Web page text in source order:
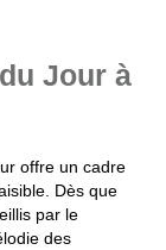
Jour à
offre un cadre
Dès que
par le
des